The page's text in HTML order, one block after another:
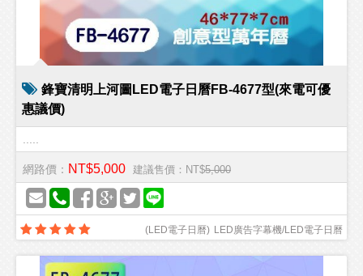
鋒寶清明上河圖LED電子日曆FB-4677型(來電可優
惠議價)
網路價： NT$5,000 建議售價：NT$5,000
LED廣告字幕機/LED電子日曆
(LED電子日曆)